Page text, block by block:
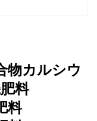
物カルシウ
料
料